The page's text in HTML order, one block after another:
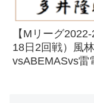
【Mリーグ
18日2回戦）風
vsABEMASvs雷